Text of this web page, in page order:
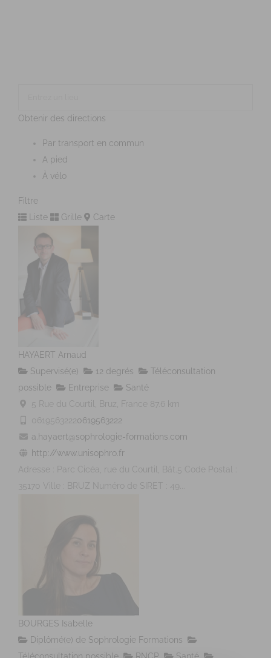
Obtenir des directions
Par transport en commun
A pied
À vélo
Filtre
Liste
Grille Carte
HAYAERT Arnaud
Supervisé(e)
12 degrés
Téléconsultation
possible
Entreprise
Santé
5 Rue du Courtil, Bruz, France
87.6 km
06195632220619563222
a.hayaert@sophrologie-formations.com
http://www.unisophro.fr
Adresse : Parc Cicéa, rue du Courtil, Bât.5 Code Postal :
35170 Ville : BRUZ Numéro de SIRET : 49...
BOURGES Isabelle
Diplômé(e) de Sophrologie Formations